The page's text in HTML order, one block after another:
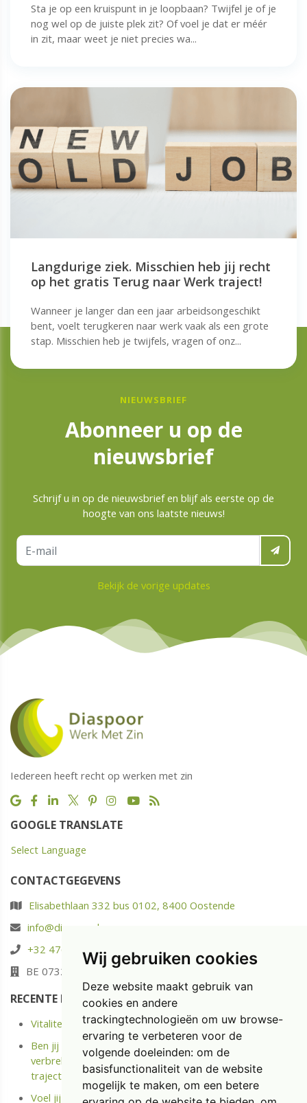
Wij gebruiken cookies
Deze website maakt gebruik van
cookies en andere
trackingtechnologieën om uw browse-
ervaring te verbeteren voor de
volgende doeleinden: om de
basisfunctionaliteit van de website
mogelijk te maken, om een betere
Sta je op een kruispunt in je loopbaan? Twijfel je of je
nog wel op de juiste plek zit? Of voel je dat er méér
in zit, maar weet je niet precies wa...
Langdurige ziek. Misschien heb jij recht
op het gratis Terug naar Werk traject!
Wanneer je langer dan een jaar arbeidsongeschikt
bent, voelt terugkeren naar werk vaak als een grote
stap. Misschien heb je twijfels, vragen of onz...
NIEUWSBRIEF
Abonneer u op de
nieuwsbrief
Schrijf u in op de nieuwsbrief en blijf als eerste op de
hoogte van ons laatste nieuws!
Bekijk de vorige updates
Iedereen heeft recht op werken met zin
GOOGLE TRANSLATE
Select Language
CONTACTGEGEVENS
Elisabethlaan 332 bus 0102, 8400 Oostende
info@diaspoor.be
+32 476 88 05 37
BE 0732.580.523
RECENTE POSTS
Vitaliteit: energie opladen in plaats van enkel uitrusten
Ben jij langdurige ziek of Kreeg je onlangs een Medische
verbreking? Ontdek het kostenloze Terug naar Werk
traject.
Voel jij je niet meer gemotiveerd op jouw job? Doe de